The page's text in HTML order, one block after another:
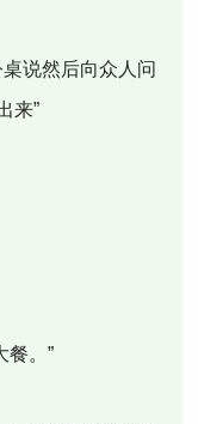
说然后向众人问
来”
餐。”